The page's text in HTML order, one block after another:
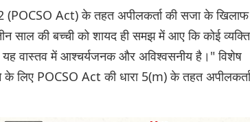
(POCSO Act) के तहत अपीलकर्ता की सजा के खिलाफ
साल की बच्ची को शायद ही समझ में आए कि कोई व्यक्ति
वास्तव में आश्चर्यजनक और अविश्वसनीय है।" विशेष
के लिए POCSO Act की धारा 5(m) के तहत अपीलकर्ता